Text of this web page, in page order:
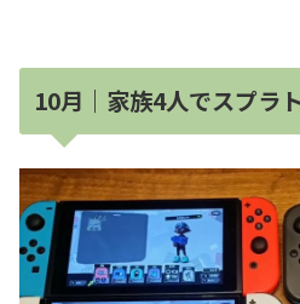
10月｜家族4人でスプラ